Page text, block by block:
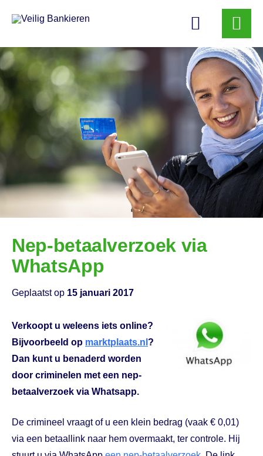
Veilig
Bankieren
Nep-betaalverzoek via
WhatsApp
Geplaatst op 15 januari 2017
Verkoopt u weleens iets online?
Bijvoorbeeld op marktplaats.nl ?
Dan kunt u benaderd worden
door criminelen met een nep-
betaalverzoek via Whatsapp.
De crimineel vraagt of u een klein bedrag (vaak € 0,01)
via een betaallink naar hem overmaakt, ter controle. Hij